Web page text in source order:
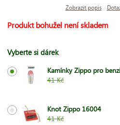
Zobrazit popis
Produkt bohužel není skladem
Vyberte si dárek
Kamínky Zippo pro
41 Kč
Knot Zippo 16004
41 Kč